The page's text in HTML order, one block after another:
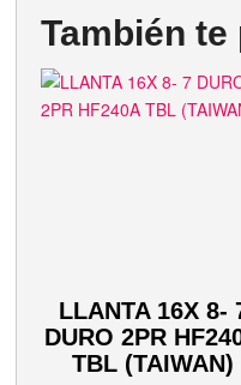
También
LLANTA 16X 8-
DURO 2PR
TBL (TAIWAN)